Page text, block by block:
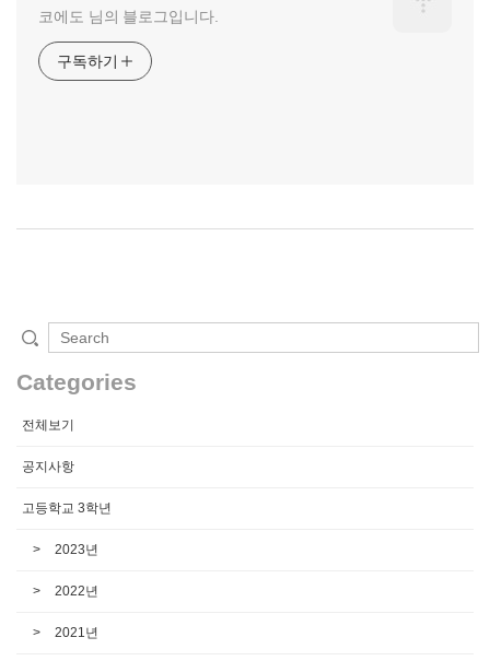
코에도 님의 블로그입니다.
구독하기
Categories
전체보기
공지사항
고등학교 3학년
2023년
2022년
2021년